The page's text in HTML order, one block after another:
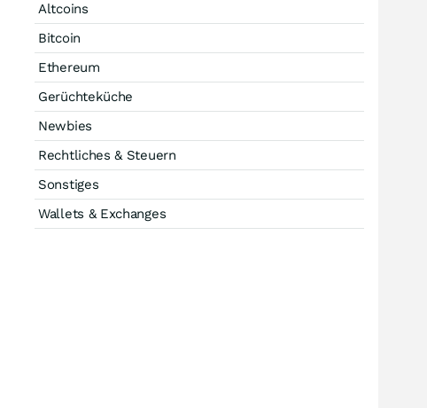
Altcoins
Bitcoin
Ethereum
Gerüchteküche
Newbies
Rechtliches & Steuern
Sonstiges
Wallets & Exchanges